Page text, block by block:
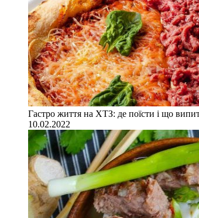
Гастро життя на ХТЗ: де поїсти і що
10.02.2022